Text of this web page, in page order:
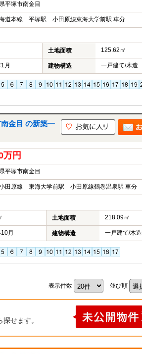
平塚市南金目
海道本線 平塚駅 小田原線東海大学前駅 車分
土地面積 125.62㎡
月 建物構造 一戸建て/木造
金目 の新築一
万円
平塚市南金目
田原線 東海大学前駅 小田原線鶴巻温泉駅 車分
土地面積 218.09㎡
月 建物構造 一戸建て/木造
表示件数 並び順
せます。